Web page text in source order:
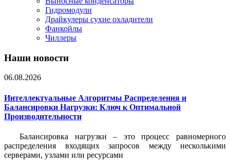
Гидромодули
Драйкулеры сухие охладители
Фанкойлы
Чиллеры
Наши новости
06.08.2026
Интеллектуальные Алгоритмы Распределения и
Балансировки Нагрузки: Ключ к Оптимальной
Производительности
Балансировка нагрузки – это процесс равномерного
распределения входящих запросов между несколькими
серверами, узлами или ресурсами